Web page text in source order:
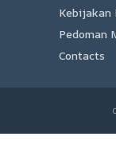
Kebijakan
Pedoman
Contacts